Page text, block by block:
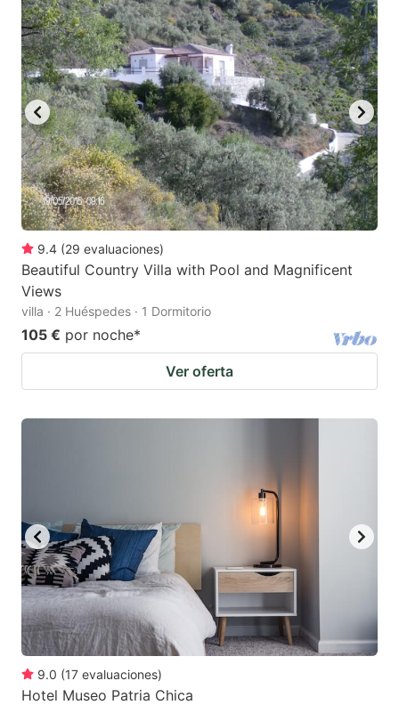
9.4 (29 evaluaciones)
Beautiful Country Villa with Pool and Magnificent
Views
villa · 2 Huéspedes · 1 Dormitorio
105 € por noche*
Ver oferta
9.0 (17 evaluaciones)
Hotel Museo Patria Chica